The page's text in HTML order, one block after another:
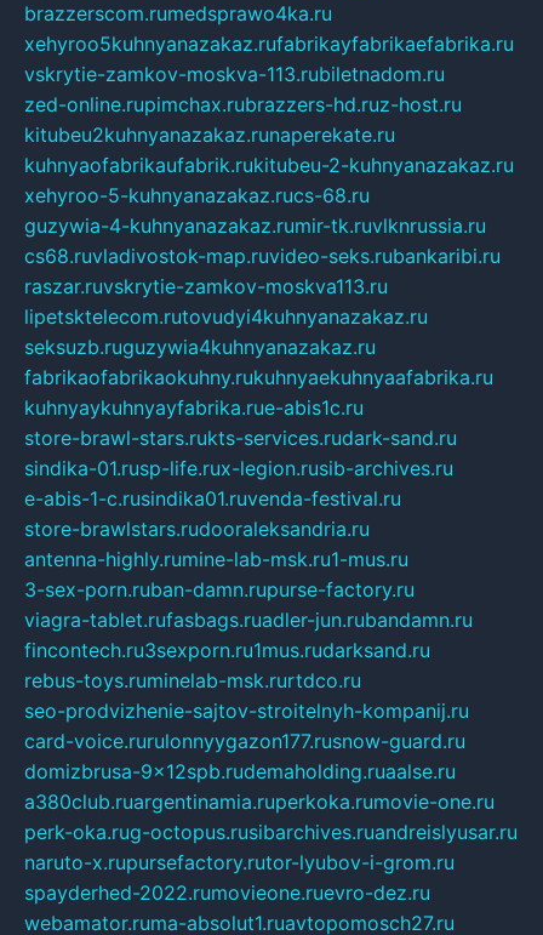
brazzerscom.rumedsprawo4ka.ru
xehyroo5kuhnyanazakaz.rufabrikayfabrikaefabrika.ru
vskrytie-zamkov-moskva-113.rubiletnadom.ru
zed-online.rupimchax.rubrazzers-hd.ruz-host.ru
kitubeu2kuhnyanazakaz.runaperekate.ru
kuhnyaofabrikaufabrik.rukitubeu-2-kuhnyanazakaz.ru
xehyroo-5-kuhnyanazakaz.rucs-68.ru
guzywia-4-kuhnyanazakaz.rumir-tk.ruvlknrussia.ru
cs68.ruvladivostok-map.ruvideo-seks.rubankaribi.ru
raszar.ruvskrytie-zamkov-moskva113.ru
lipetsktelecom.rutovudyi4kuhnyanazakaz.ru
seksuzb.ruguzywia4kuhnyanazakaz.ru
fabrikaofabrikaokuhny.rukuhnyaekuhnyaafabrika.ru
kuhnyaykuhnyayfabrika.rue-abis1c.ru
store-brawl-stars.rukts-services.rudark-sand.ru
sindika-01.rusp-life.rux-legion.rusib-archives.ru
e-abis-1-c.rusindika01.ruvenda-festival.ru
store-brawlstars.rudooraleksandria.ru
antenna-highly.rumine-lab-msk.ru1-mus.ru
3-sex-porn.ruban-damn.rupurse-factory.ru
viagra-tablet.rufasbags.ruadler-jun.rubandamn.ru
fincontech.ru3sexporn.ru1mus.rudarksand.ru
rebus-toys.ruminelab-msk.rurtdco.ru
seo-prodvizhenie-sajtov-stroitelnyh-kompanij.ru
card-voice.rurulonnyygazon177.rusnow-guard.ru
domizbrusa-9x12spb.rudemaholding.ruaalse.ru
a380club.ruargentinamia.ruperkoka.rumovie-one.ru
perk-oka.rug-octopus.rusibarchives.ruandreislyusar.ru
naruto-x.rupursefactory.rutor-lyubov-i-grom.ru
spayderhed-2022.rumovieone.ruevro-dez.ru
webamator.ruma-absolut1.ruavtopomosch27.ru